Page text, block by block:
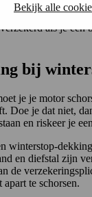
Bekijk alle
en breekt er
als je een
bij
je je motor
Doe je dat niet,
en riskeer je
winterstop-
en diefstal zijn
de
te schorsen.